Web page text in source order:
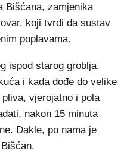
Bišćana, zamjenika
koji tvrdi da sustav
poplavama.
ispod starog groblja.
i kada dođe do velike
vjerojatno i pola
nakon 15 minuta
Dakle, po nama je